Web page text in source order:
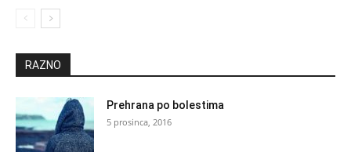
RAZNO
Prehrana po bolestima
5 prosinca, 2016